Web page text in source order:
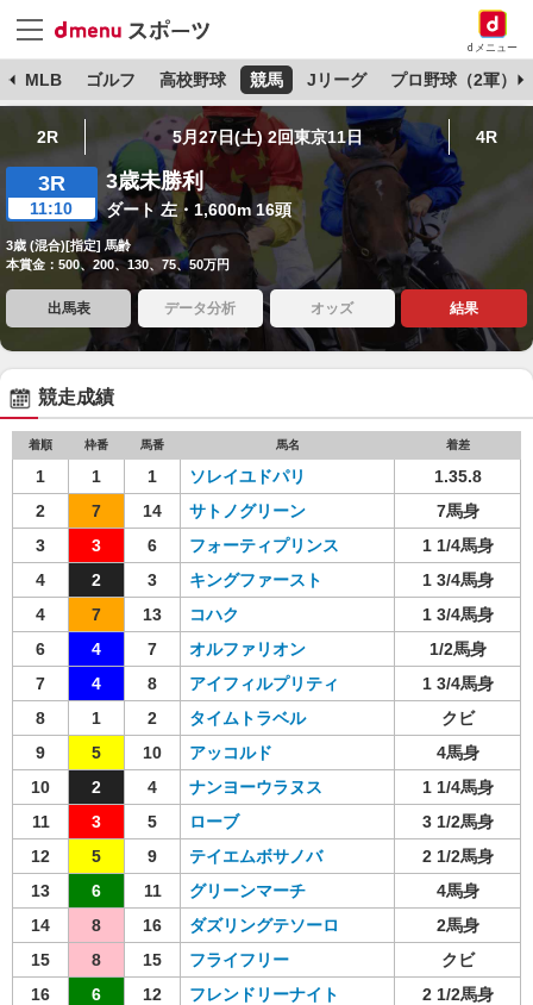
dメニュー
MLB ゴルフ 高校野球 競馬 Jリーグ プロ野球（2軍）
2R 5月27日(土) 2回東京11日 4R
3R
11:10
3歳未勝利
ダート 左・1,600m 16頭
3歳 (混合)[指定] 馬齢
本賞金：500、200、130、75、50万円
出馬表 データ分析 オッズ 結果
競走成績
着順 枠番 馬番 馬名 着差
1 1 1 ソレイユドパリ
1.35.8
2
7 14 サトノグリーン
7馬身
3
3 6 フォーティプリンス
1 1/4馬身
4
2 3 キングファースト
1 3/4馬身
4
7 13 コハク
1 3/4馬身
6
4 7 オルファリオン
1/2馬身
7
4 8 アイフィルプリティ
1 3/4馬身
8
1 2 タイムトラベル
クビ
9
5 10 アッコルド
4馬身
10
2 4 ナンヨーウラヌス
1 1/4馬身
11
3 5 ローブ
3 1/2馬身
12
5 9 テイエムボサノバ
2 1/2馬身
13
6 11 グリーンマーチ
4馬身
14
8 16 ダズリングテソーロ
2馬身
15
8 15 フライフリー
クビ
16
6 12 フレンドリーナイト 2 1/2馬身